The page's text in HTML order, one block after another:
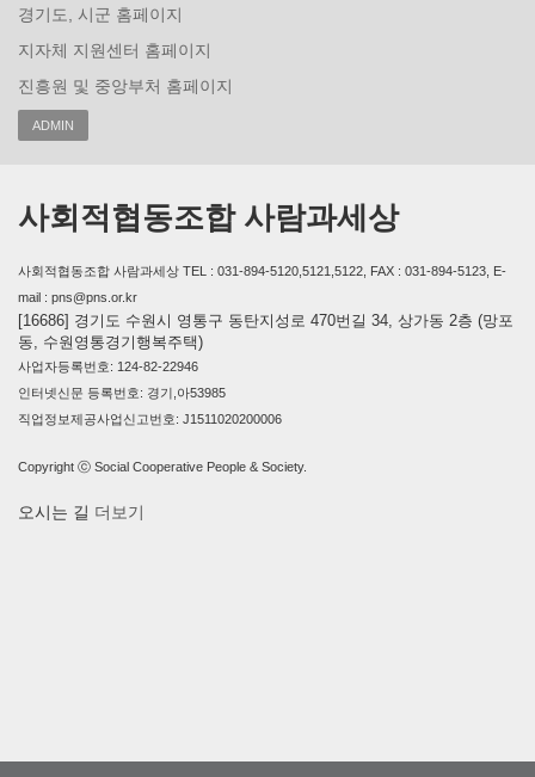
경기도, 시군 홈페이지
지자체 지원센터 홈페이지
진흥원 및 중앙부처 홈페이지
ADMIN
사회적협동조합 사람과세상
사회적협동조합 사람과세상 TEL : 031-894-5120,5121,5122, FAX : 031-894-5123, E-
mail : pns@pns.or.kr
[16686] 경기도 수원시 영통구 동탄지성로 470번길 34, 상가동 2층 (망포
동, 수원영통경기행복주택)
사업자등록번호: 124-82-22946
인터넷신문 등록번호: 경기,아53985
직업정보제공사업신고번호: J1511020200006
Copyright ⓒ Social Cooperative People & Society.
오시는 길 더보기